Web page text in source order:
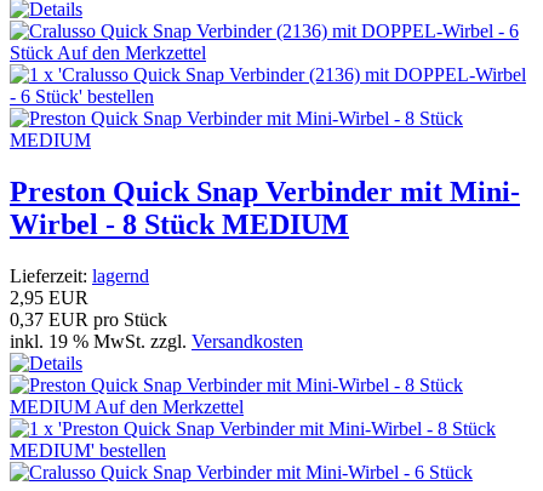
Preston Quick Snap Verbinder mit Mini-
Wirbel - 8 Stück MEDIUM
Lieferzeit: lagernd
2,95 EUR
0,37 EUR pro Stück
inkl. 19 % MwSt. zzgl. Versandkosten